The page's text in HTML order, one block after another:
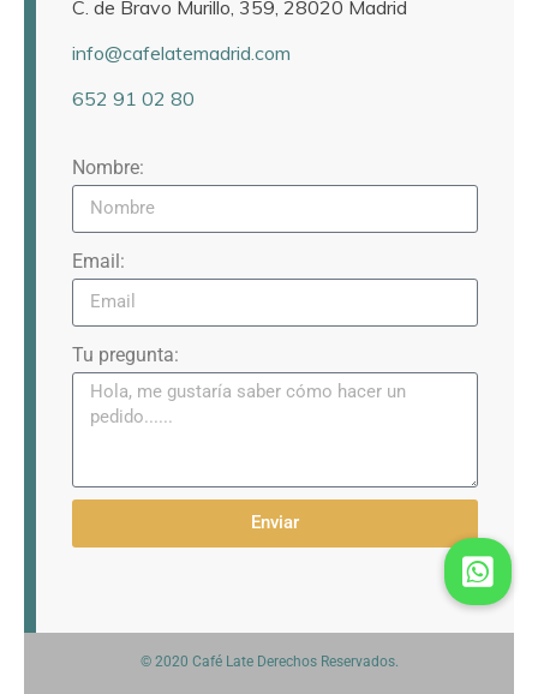
C. de Bravo Murillo, 359, 28020 Madrid
info@cafelatemadrid.com
652 91 02 80
Nombre:
Email:
Tu pregunta:
Enviar
© 2020 Café Late Derechos Reservados.